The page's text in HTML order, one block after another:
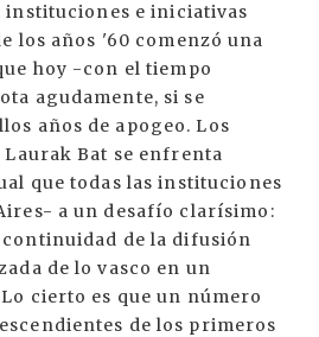
instituciones e iniciativas
los años '60 comenzó una
hoy -con el tiempo
agudamente, si se
años de apogeo. Los
Bat se enfrenta
que todas las instituciones
a un desafío clarísimo:
continuidad de la difusión
de lo vasco en un
cierto es que un número
de los primeros